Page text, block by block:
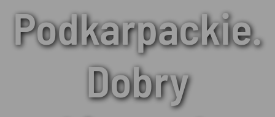
Podkarpackie.
Dobry